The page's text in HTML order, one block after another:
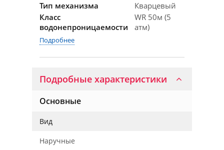
Тип механизма
Кварцевый
Класс
водонепроницаемости
WR 50м (5
атм)
Подробнее
Подробные характеристики
Основные
Вид
Наручные